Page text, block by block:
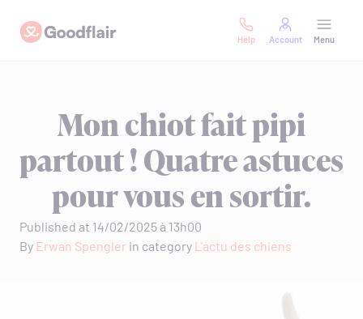
content
Goodflair
Help Account Menu
Mon chiot fait pipi
partout ! Quatre astuces
pour vous en sortir.
Published at 14/02/2025 à 13h00
By Erwan Spengler in category L'actu des chiens